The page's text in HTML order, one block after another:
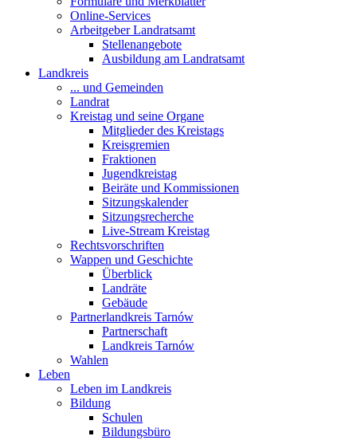
Online-Services
Arbeitgeber Landratsamt
Stellenangebote
Ausbildung am Landratsamt
Landkreis
... und Gemeinden
Landrat
Kreistag und seine Organe
Mitglieder des Kreistags
Kreisgremien
Fraktionen
Jugendkreistag
Beiräte und Kommissionen
Sitzungskalender
Sitzungsrecherche
Live-Stream Kreistag
Rechtsvorschriften
Wappen und Geschichte
Überblick
Landräte
Gebäude
Partnerlandkreis Tarnów
Partnerschaft
Landkreis Tarnów
Wahlen
Leben
Leben im Landkreis
Bildung
Schulen
Bildungsbüro